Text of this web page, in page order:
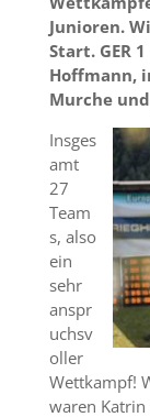
Junioren.
Start. GER
Hoffmann,
Murche
Insges
amt
27
Team
s, also
ein
sehr
anspr
uchsv
oller
Wettkampf!
waren Katrin